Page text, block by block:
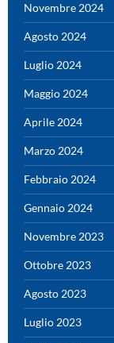
Novembre 2024
Agosto 2024
Luglio 2024
Maggio 2024
Aprile 2024
Marzo 2024
Febbraio 2024
Gennaio 2024
Novembre 2023
Ottobre 2023
Agosto 2023
Luglio 2023